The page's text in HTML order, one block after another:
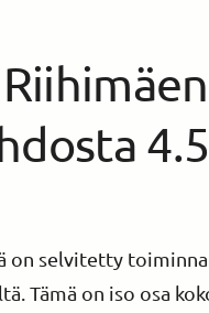
on selvitetty
Tämä on iso osa